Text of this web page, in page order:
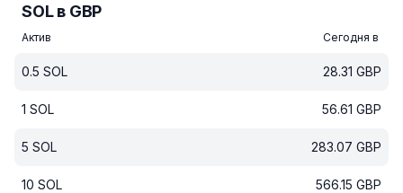
SOL в GBP
Актив Сегодня в
0.5 SOL 28.31 GBP
1 SOL 56.61 GBP
5 SOL 283.07 GBP
10 SOL 566.15 GBP